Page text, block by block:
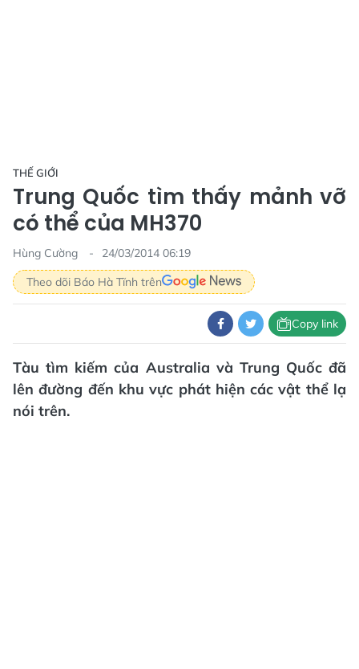
THẾ GIỚI
Trung Quốc tìm thấy mảnh vỡ
có thể của MH370
Hùng Cường
24/03/2014 06:19
Theo dõi Báo Hà Tĩnh trên
Copy link
Tàu tìm kiếm của Australia và Trung Quốc đã
lên đường đến khu vực phát hiện các vật thể lạ
nói trên.